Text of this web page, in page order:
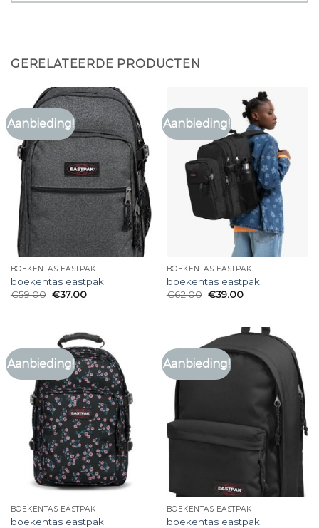
GERELATEERDE PRODUCTEN
Aanbieding!
BOEKENTAS EASTPAK
boekentas eastpak
€59.00 €37.00
Aanbieding!
BOEKENTAS EASTPAK
boekentas eastpak
€62.00 €39.00
Aanbieding!
BOEKENTAS EASTPAK
boekentas eastpak
Aanbieding!
BOEKENTAS EASTPAK
boekentas eastpak